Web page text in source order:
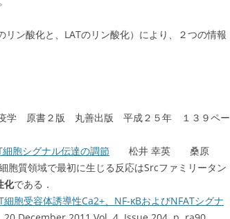
リン酸化と、LATのリン酸化）により、２つの情報
疫学 原書２版 丸善出版 平成２５年 １３９ペー
胞シグナル伝達の調節 松井 幸英 桑原
領域で最初に生じる反応はSrcファミリータン
化である．
胞受容体誘導性Ca2+、NF-κBおよびNFATシグナ